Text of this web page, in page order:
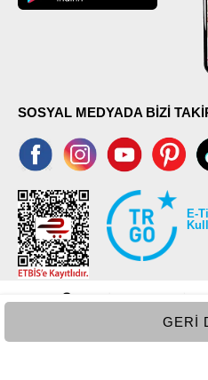
GERI
SOSYAL MEDYADA BİZİ
E-